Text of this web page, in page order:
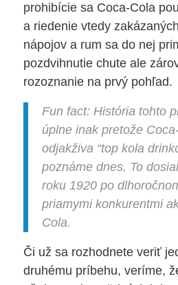
prohibície sa Coca-Cola
a riedenie vtedy
nápojov a rum sa do nej
pozdvihnutie chute ale
rozoznanie na prvý pohľad.
Fun fact: História tohto
úplne inak pretože
odjakživa “top kola
poznáme dnes. To
roku 1920 po
priamymi konkurentmi
Cola.
Či už sa rozhodnete veriť
druhému príbehu, veríme,